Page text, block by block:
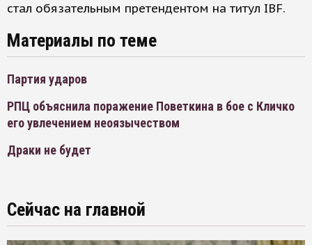
стал обязательным претендентом на титул IBF.
Материалы по теме
Партия ударов
РПЦ объяснила поражение Поветкина в бое с Кличко
его увлечением неоязычеством
Драки не будет
Сейчас на главной